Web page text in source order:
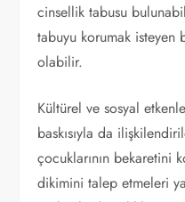
cinsellik tabusu
tabuyu korumak
olabilir.
Kültürel ve sosyal
baskısıyla da
çocuklarının bekaretini
dikimini talep etmeleri